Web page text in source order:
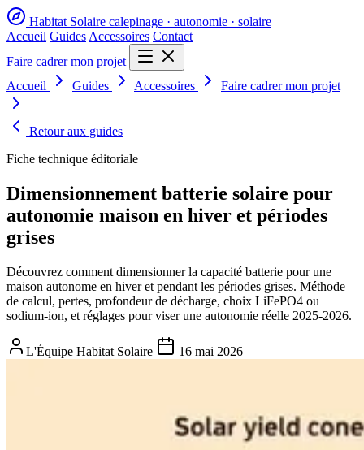
Habitat Solaire calepinage · autonomie · solaire
Accueil Guides Accessoires Contact
Faire cadrer mon projet
Accueil
Guides Accessoires Faire cadrer mon projet
Retour aux guides
Fiche technique éditoriale
Dimensionnement batterie solaire pour
autonomie maison en hiver et périodes
grises
Découvrez comment dimensionner la capacité batterie pour une
maison autonome en hiver et pendant les périodes grises. Méthode
de calcul, pertes, profondeur de décharge, choix LiFePO4 ou
sodium-ion, et réglages pour viser une autonomie réelle 2025-2026.
L'Équipe Habitat Solaire 16 mai 2026